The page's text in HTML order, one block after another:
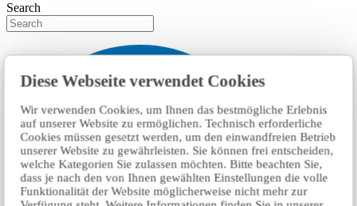
Diese Webseite verwendet Cookies
Wir verwenden Cookies, um Ihnen das bestmögliche Erlebnis
auf unserer Website zu ermöglichen. Technisch erforderliche
Cookies müssen gesetzt werden, um den einwandfreien Betrieb
unserer Website zu gewährleisten. Sie können frei entscheiden,
welche Kategorien Sie zulassen möchten. Bitte beachten Sie,
dass je nach den von Ihnen gewählten Einstellungen die volle
Funktionalität der Website möglicherweise nicht mehr zur
Search